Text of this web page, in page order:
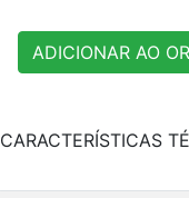
ADICIONAR AO
CARACTERÍSTICAS